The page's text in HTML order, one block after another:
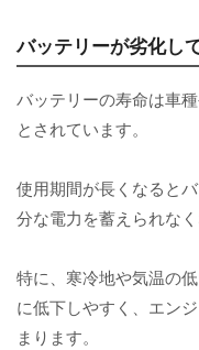
バッテリーが劣化し
バッテリーの寿命は車
とされています。
使用期間が長くなると
分な電力を蓄えられな
特に、寒冷地や気温の
に低下しやすく、エン
まります。